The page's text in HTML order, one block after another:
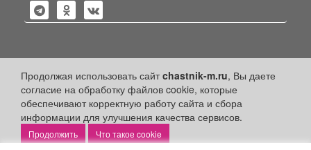
Продолжая использовать сайтchastnik-m.ru, Вы даете
согласие на обработку файлов cookie, которые
обеспечивают корректную работу сайта и сбора
информации для улучшения качества сервисов.
Что такое cookie
Политика конфиденциальности
Публикации с пометкой «Реклама», «На правах рекламы»,
«Партнёрский проект» оплачены рекламодателем.
Редакция сайта не несет ответственности за достоверность
объявлениях.